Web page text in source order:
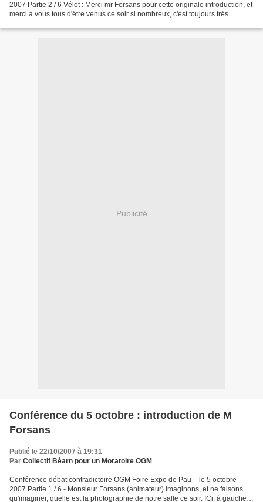
2007 Partie 2 / 6 Vélot : Merci mr Forsans pour cette originale introduction, et
merci à vous tous d'être venus ce soir si nombreux, c'est toujours très
Publicité
Conférence du 5 octobre : introduction de M
Forsans
Publié le 22/10/2007 à 19:31
Par Collectif Béarn pour un Moratoire OGM
Conférence débat contradictoire OGM Foire Expo de Pau – le 5 octobre
2007 Partie 1 / 6 - Monsieur Forsans (animateur) Imaginons, et ne faisons
qu'imaginer, quelle est la photographie de notre salle ce soir. ICi, à gauche,